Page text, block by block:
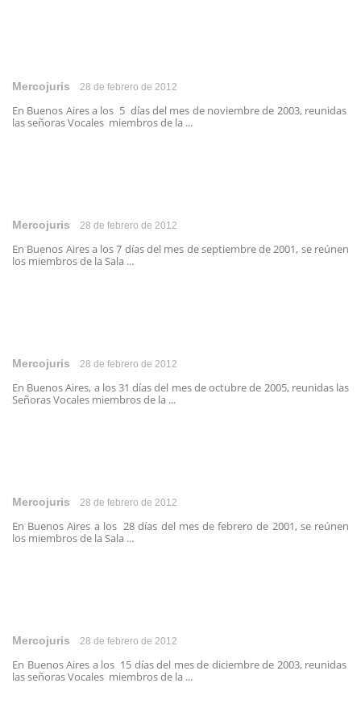
Mercojuris 28 de febrero de 2012
En Buenos Aires a los 5 días del mes de noviembre de 2003, reunidas
las señoras Vocales miembros de la ...
Mercojuris 28 de febrero de 2012
En Buenos Aires a los 7 días del mes de septiembre de 2001, se reúnen
los miembros de la Sala ...
Mercojuris 28 de febrero de 2012
En Buenos Aires, a los 31 días del mes de octubre de 2005, reunidas las
Señoras Vocales miembros de la ...
Mercojuris 28 de febrero de 2012
En Buenos Aires a los 28 días del mes de febrero de 2001, se reúnen
los miembros de la Sala ...
Mercojuris 28 de febrero de 2012
En Buenos Aires a los 15 días del mes de diciembre de 2003, reunidas
las señoras Vocales miembros de la ...